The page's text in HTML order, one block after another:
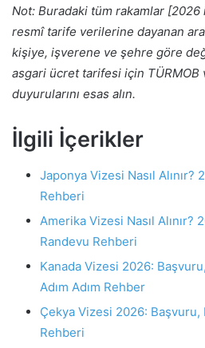
Not: Buradaki tüm rakamlar [2026
resmî tarife verilerine dayanan
kişiye, işverene ve şehre göre
asgari ücret tarifesi için TÜRMOB
duyurularını esas alın.
İlgili İçerikler
Japonya Vizesi Nasıl
Rehberi
Amerika Vizesi Nasıl Alınır?
Randevu Rehberi
Kanada Vizesi 2026:
Adım Adım Rehber
Çekya Vizesi 2026:
Rehberi